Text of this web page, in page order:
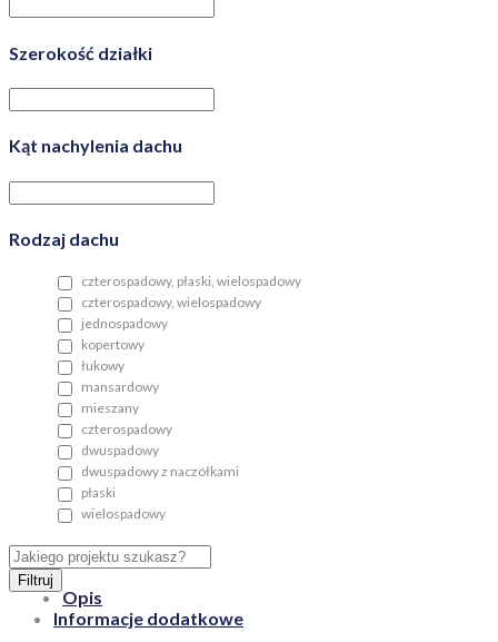
Szerokość działki
Kąt nachylenia dachu
Rodzaj dachu
czterospadowy, płaski, wielospadowy
czterospadowy, wielospadowy
jednospadowy
kopertowy
łukowy
mansardowy
mieszany
czterospadowy
dwuspadowy
dwuspadowy z naczółkami
płaski
wielospadowy
Filtruj
Opis
Informacje dodatkowe